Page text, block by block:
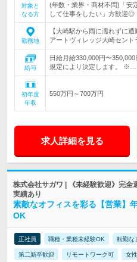
対象と
なる方
(年数・業界・商材不問)「安
して仕事をしたい」方歓迎◎
勤務地
【大崎駅から雨に濡れずに
アートヴィレッジ大崎セント
給与
日給月給330,000円〜
規定により決定します。 ※…
初年度
年収
550万円～700万円
求人詳細を見る
株式会社サガワ | 《未経験歓迎》完
実績あり
素敵なオフィスを彩る【営業】
OK
正社員 職種・業種未経験OK 転勤なし
第二新卒歓迎 リモートワーク可 女